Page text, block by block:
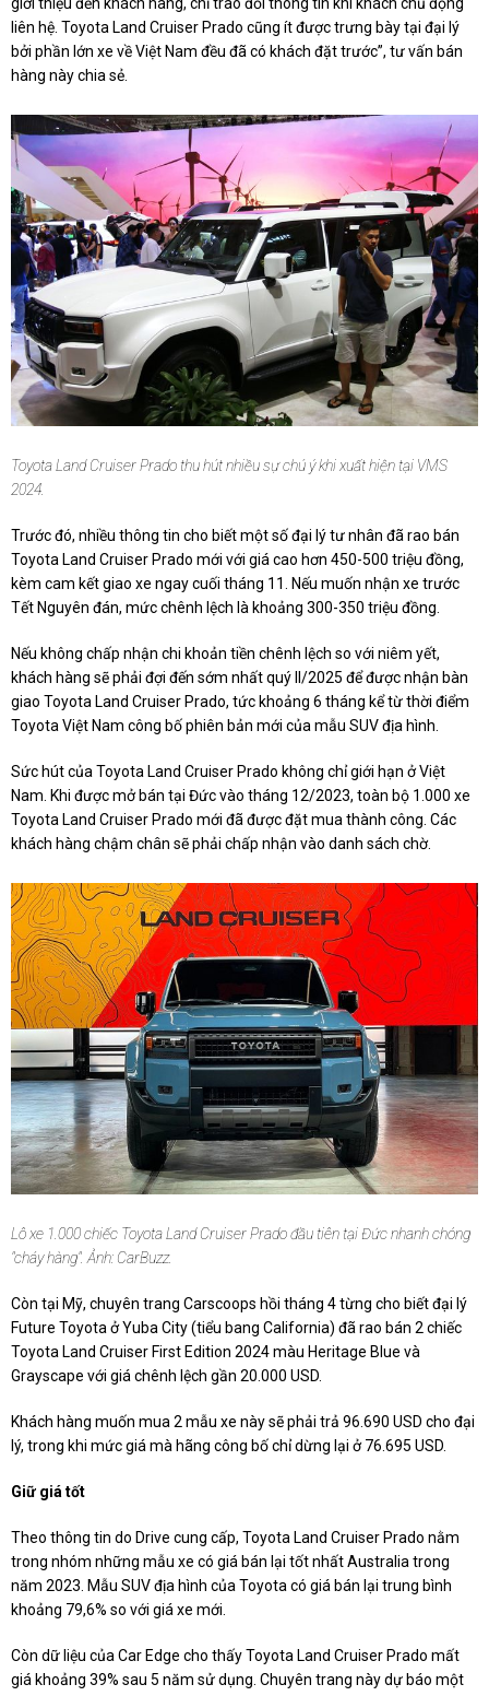
liên hệ. Toyota Land Cruiser Prado cũng ít được trưng bày tại đại lý
bởi phần lớn xe về Việt Nam đều đã có khách đặt trước”, tư vấn bán
hàng này chia sẻ.
Toyota Land Cruiser Prado thu hút nhiều sự chú ý khi xuất hiện tại VMS
2024.
Trước đó, nhiều thông tin cho biết một số đại lý tư nhân đã rao bán
Toyota Land Cruiser Prado mới với giá cao hơn 450-500 triệu đồng,
kèm cam kết giao xe ngay cuối tháng 11. Nếu muốn nhận xe trước
Tết Nguyên đán, mức chênh lệch là khoảng 300-350 triệu đồng.
Nếu không chấp nhận chi khoản tiền chênh lệch so với niêm yết,
khách hàng sẽ phải đợi đến sớm nhất quý II/2025 để được nhận bàn
giao Toyota Land Cruiser Prado, tức khoảng 6 tháng kể từ thời điểm
Toyota Việt Nam công bố phiên bản mới của mẫu SUV địa hình.
Sức hút của Toyota Land Cruiser Prado không chỉ giới hạn ở Việt
Nam. Khi được mở bán tại Đức vào tháng 12/2023, toàn bộ 1.000 xe
Toyota Land Cruiser Prado mới đã được đặt mua thành công. Các
khách hàng chậm chân sẽ phải chấp nhận vào danh sách chờ.
Lô xe 1.000 chiếc Toyota Land Cruiser Prado đầu tiên tại Đức nhanh chóng
"cháy hàng". Ảnh: CarBuzz.
Còn tại Mỹ, chuyên trang Carscoops hồi tháng 4 từng cho biết đại lý
Future Toyota ở Yuba City (tiểu bang California) đã rao bán 2 chiếc
Toyota Land Cruiser First Edition 2024 màu Heritage Blue và
Grayscape với giá chênh lệch gần 20.000 USD.
Khách hàng muốn mua 2 mẫu xe này sẽ phải trả 96.690 USD cho đại
lý, trong khi mức giá mà hãng công bố chỉ dừng lại ở 76.695 USD.
Giữ giá tốt
Theo thông tin do Drive cung cấp, Toyota Land Cruiser Prado nằm
trong nhóm những mẫu xe có giá bán lại tốt nhất Australia trong
năm 2023. Mẫu SUV địa hình của Toyota có giá bán lại trung bình
khoảng 79,6% so với giá xe mới.
Còn dữ liệu của Car Edge cho thấy Toyota Land Cruiser Prado mất
giá khoảng 39% sau 5 năm sử dụng. Chuyên trang này dự báo một